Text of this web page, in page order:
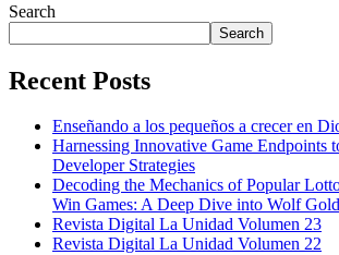
Search
Search
Recent Posts
Enseñando a los pequeños a crecer en
Harnessing Innovative Game Endpoints
Developer Strategies
Decoding the Mechanics of Popular
Win Games: A Deep Dive into Wolf
Revista Digital La Unidad Volumen 23
Revista Digital La Unidad Volumen 22